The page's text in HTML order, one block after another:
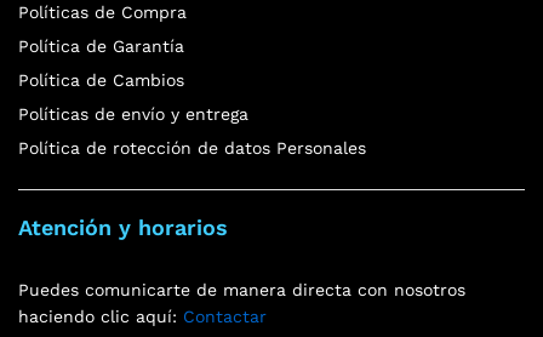
Políticas de Compra
Política de Garantía
Política de Cambios
Políticas de envío y entrega
Política de rotección de datos Personales
Atención y horarios
Puedes comunicarte de manera directa con nosotros
haciendo clic aquí: Contactar